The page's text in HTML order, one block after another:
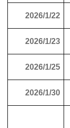
2026/1/22
2026/1/23
2026/1/25
2026/1/30